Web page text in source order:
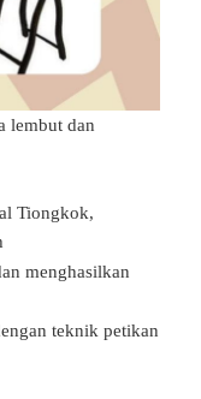
lembut dan
Tiongkok,
menghasilkan
teknik petikan